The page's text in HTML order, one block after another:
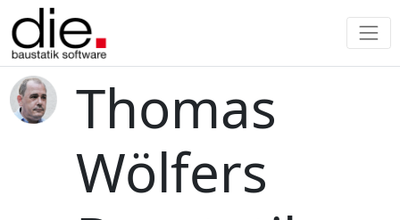
Thomas
Wölfers